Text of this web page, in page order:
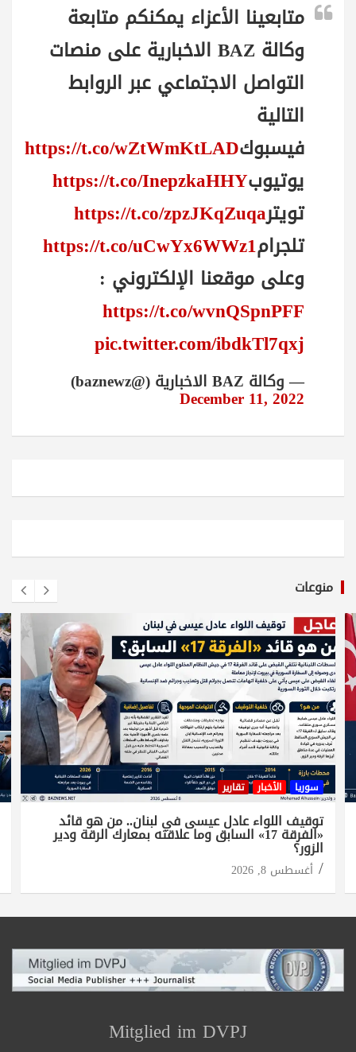
متابعينا الأعزاء يمكنكم متابعة
وكالة BAZ الاخبارية على منصات
التواصل الاجتماعي عبر الروابط
التالية
فيسبوكhttps://t.co/wZtWmKtLAD
يوتيوبhttps://t.co/InepzkaHHY
تويترhttps://t.co/zpzJKqZuqa
تلجرامhttps://t.co/uCwYx6WWz1
وعلى موقعنا الإلكتروني :
https://t.co/wvnQSpnPFF
pic.twitter.com/ibdkTl7qxj
— وكالة BAZ الاخبارية (@baznewz)
December 11, 2022
منوعات
سوريا الأخبار تقارير
توقيف اللواء عادل عيسى في لبنان.. من هو قائد
«الفرقة 17» السابق وما علاقته بمعارك الرقة ودير
الزور؟
أغسطس 8, 2026
Mitglied im DVPJ